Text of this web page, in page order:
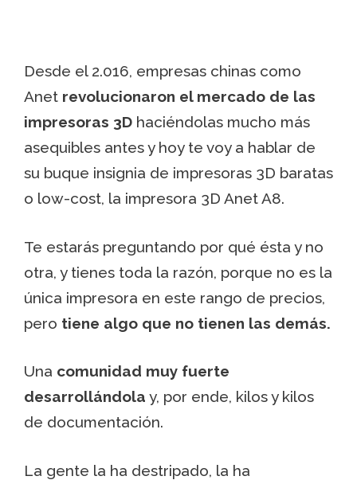
Desde el 2.016, empresas chinas como
Anet revolucionaron el mercado de las
impresoras 3D haciéndolas mucho más
asequibles antes y hoy te voy a hablar de
su buque insignia de impresoras 3D baratas
o low-cost, la impresora 3D Anet A8.
Te estarás preguntando por qué ésta y no
otra, y tienes toda la razón, porque no es la
única impresora en este rango de precios,
pero tiene algo que no tienen las demás.
Una comunidad muy fuerte
desarrollándola y, por ende, kilos y kilos
de documentación.
La gente la ha destripado, la ha